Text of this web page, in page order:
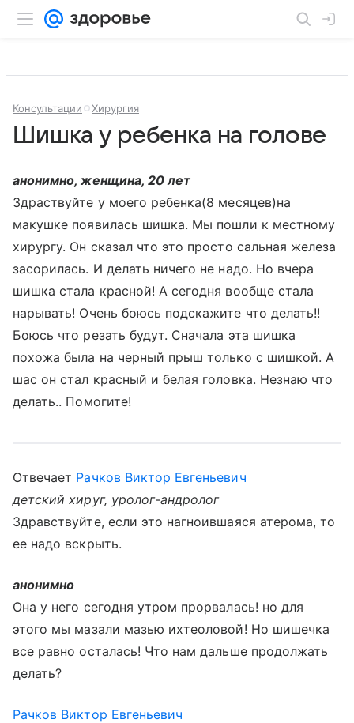
Консультации Хирургия
Шишка у ребенка на голове
анонимно, женщина, 20 лет
Здраствуйте у моего ребенка(8 месяцев)на
макушке появилась шишка. Мы пошли к местному
хирургу. Он сказал что это просто сальная железа
засорилась. И делать ничего не надо. Но вчера
шишка стала красной! А сегодня вообще стала
нарывать! Очень боюсь подскажите что делать!!
Боюсь что резать будут. Сначала эта шишка
похожа была на черный прыш только с шишкой. А
шас он стал красный и белая головка. Незнаю что
делать.. Помогите!
Отвечает Рачков Виктор Евгеньевич
детский хируг, уролог-андролог
Здравствуйте, если это нагноившаяся атерома, то
ее надо вскрыть.
анонимно
Она у него сегодня утром прорвалась! но для
этого мы мазали мазью ихтеоловой! Но шишечка
все равно осталась! Что нам дальше продолжать
делать?
Рачков Виктор Евгеньевич